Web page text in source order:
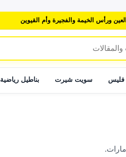
ورأس الخيمة والفجيرة وأم القيوين
فليس سويت شيرت بناطيل رياضية